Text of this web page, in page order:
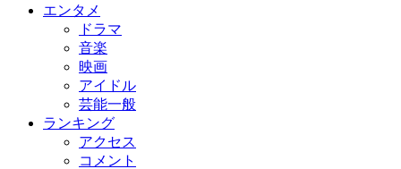
エンタメ
ドラマ
音楽
映画
アイドル
芸能一般
ランキング
アクセス
コメント